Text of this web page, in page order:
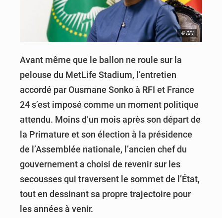
© RFI
Avant même que le ballon ne roule sur la
pelouse du MetLife Stadium, l’entretien
accordé par Ousmane Sonko à RFI et France
24 s’est imposé comme un moment politique
attendu. Moins d’un mois après son départ de
la Primature et son élection à la présidence
de l’Assemblée nationale, l’ancien chef du
gouvernement a choisi de revenir sur les
secousses qui traversent le sommet de l’État,
tout en dessinant sa propre trajectoire pour
les années à venir.